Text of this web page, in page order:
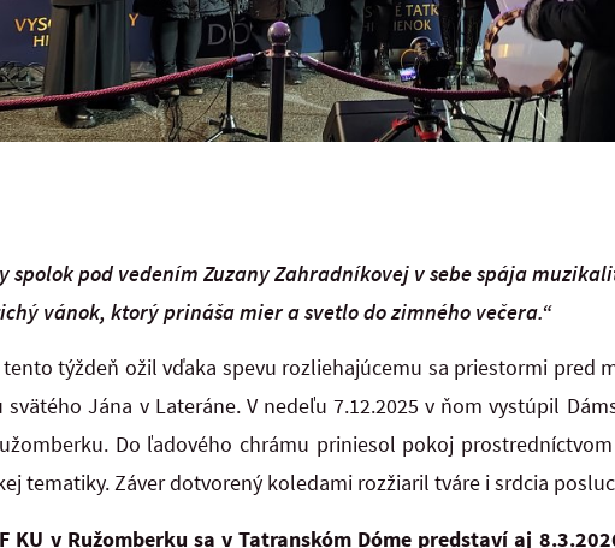
spolok pod vedením Zuzany Zahradníkovej v sebe spája
vánok, ktorý prináša mier a svetlo do zimného večera.“
týždeň ožil vďaka spevu rozliehajúcemu sa priestormi pred
Jána v Lateráne. V nedeľu 7.12.2025 v ňom vystúpil
Do ľadového chrámu priniesol pokoj
tematiky. Záver dotvorený koledami rozžiaril tváre i srdcia
KU v Ružomberku sa v Tatranskóm Dóme predstaví aj